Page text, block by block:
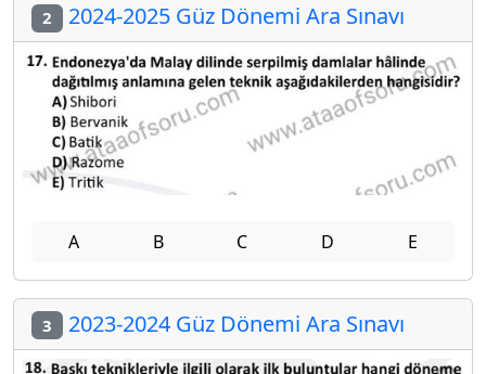
2 2024-2025 Güz Dönemi Ara Sınavı
A B C D E
3 2023-2024 Güz Dönemi Ara Sınavı